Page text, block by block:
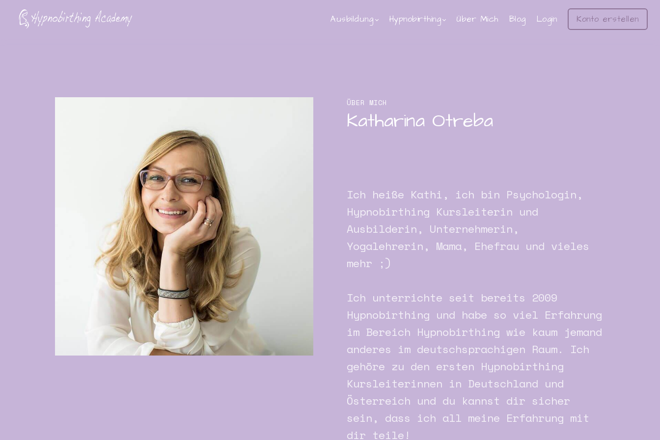
Ausbildung Hypnobirthing Über Mich Blog Login Konto erstellen
ÜBER MICH
Katharina Otreba
Ich heiße Kathi, ich bin Psychologin,
Hypnobirthing Kursleiterin und
Ausbilderin, Unternehmerin,
Yogalehrerin, Mama, Ehefrau und vieles
mehr ;)
Ich unterrichte seit bereits 2009
Hypnobirthing und habe so viel Erfahrung
im Bereich Hypnobirthing wie kaum jemand
anderes im deutschsprachigen Raum. Ich
gehöre zu den ersten Hypnobirthing
Kursleiterinnen in Deutschland und
Österreich und du kannst dir sicher
sein, dass ich all meine Erfahrung mit
dir teile!